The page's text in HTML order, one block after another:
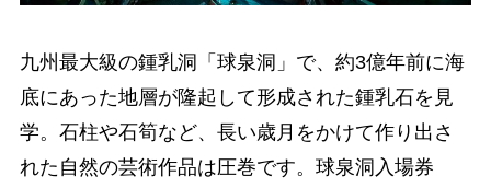
九州最大級の鍾乳洞「球泉洞」で、約3億年前に海
底にあった地層が隆起して形成された鍾乳石を見
学。石柱や石筍など、長い歳月をかけて作り出さ
れた自然の芸術作品は圧巻です。球泉洞入場券